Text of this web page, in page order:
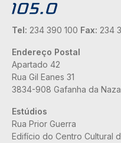
Tel: 234 390 100 Fax: 234
Endereço Postal
Apartado 42
Rua Gil Eanes 31
3834-908 Gafanha da
Estúdios
Rua Prior Guerra
Edifício do Centro Cultural